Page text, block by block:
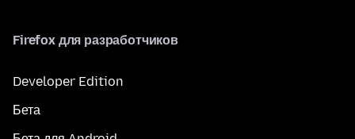
Firefox для разработчиков
Developer Edition
Бета